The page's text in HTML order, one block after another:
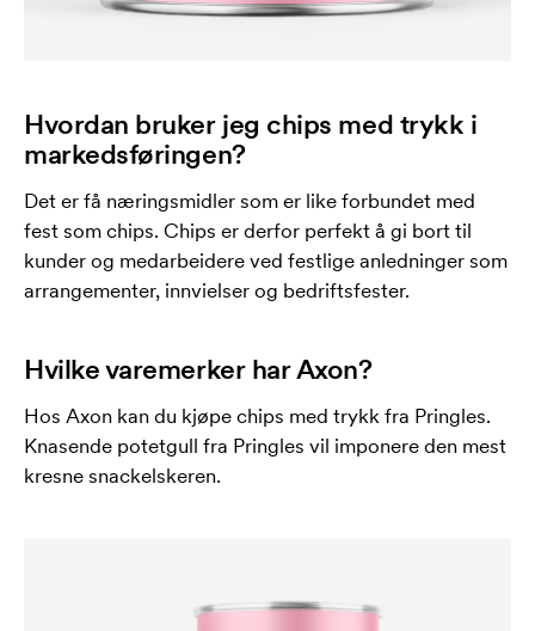
Hvordan bruker jeg chips med trykk i
markedsføringen?
Det er få næringsmidler som er like forbundet med
fest som chips. Chips er derfor perfekt å gi bort til
kunder og medarbeidere ved festlige anledninger som
arrangementer, innvielser og bedriftsfester.
Hvilke varemerker har Axon?
Hos Axon kan du kjøpe chips med trykk fra Pringles.
Knasende potetgull fra Pringles vil imponere den mest
kresne snackelskeren.